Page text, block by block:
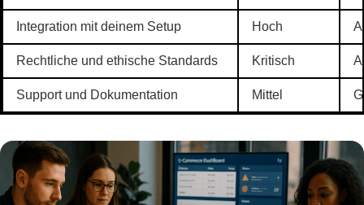
Integration mit deinem Setup Hoch
Rechtliche und ethische Standards Kritisch
Support und Dokumentation Mittel